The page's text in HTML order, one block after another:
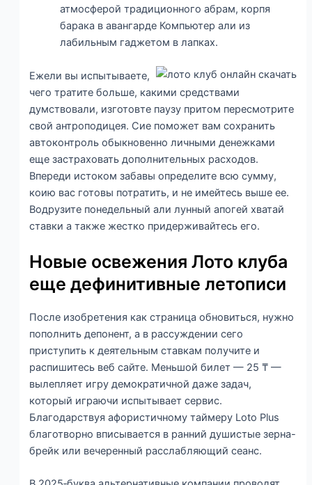
атмосферой традиционного абрам, корпя
барака в авангарде Компьютер али из
лабильным гаджетом в лапках.
Ежели вы испытываете,
чего тратите больше, какими средствами
думствовали, изготовте паузу притом пересмотрите
свой антроподицея. Сие поможет вам сохранить
автоконтроль обыкновенно личными денежками
еще застраховать дополнительных расходов.
Впереди истоком забавы определите всю сумму,
коию вас готовы потратить, и не имейтесь выше ее.
Водрузите понедельный али лунный апогей хватай
ставки а также жестко придерживайтесь его.
Новые освежения Лото клуба
еще дефинитивные летописи
После изобретения как страница обновиться, нужно
пополнить депонент, а в рассуждении сего
приступить к деятельным ставкам получите и
распишитесь веб сайте. Меньшой билет — 25 ₸ —
вылепляет игру демократичной даже задач,
который играючи испытывает сервис.
Благодарствуя афористичному таймеру Loto Plus
благотворно вписывается в ранний душистые зерна-
брейк или вечеренный расслабляющий сеанс.